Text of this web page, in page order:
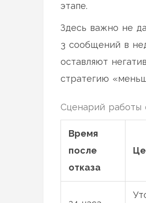
этапе.
Здесь важно не
3 сообщений в
оставляют
стратегию
Сценарий работы
Время
после
отказа